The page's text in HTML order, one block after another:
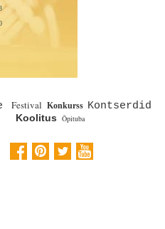
Festival Konkurss Kontserdid
Koolitus Õpituba